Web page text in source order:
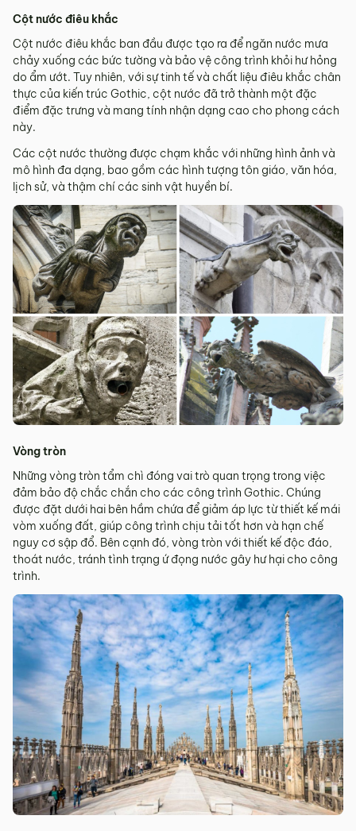
Cột nước điêu khắc
Cột nước điêu khắc ban đầu được tạo ra để ngăn nước mưa
chảy xuống các bức tường và bảo vệ công trình khỏi hư hỏng
do ẩm ướt. Tuy nhiên, với sự tinh tế và chất liệu điêu khắc chân
thực của kiến trúc Gothic, cột nước đã trở thành một đặc
điểm đặc trưng và mang tính nhận dạng cao cho phong cách
này.
Các cột nước thường được chạm khắc với những hình ảnh và
mô hình đa dạng, bao gồm các hình tượng tôn giáo, văn hóa,
lịch sử, và thậm chí các sinh vật huyền bí.
Vòng tròn
Những vòng tròn tẩm chì đóng vai trò quan trọng trong việc
đảm bảo độ chắc chắn cho các công trình Gothic. Chúng
được đặt dưới hai bên hầm chứa để giảm áp lực từ thiết kế mái
vòm xuống đất, giúp công trình chịu tải tốt hơn và hạn chế
nguy cơ sập đổ. Bên cạnh đó, vòng tròn với thiết kế độc đáo,
thoát nước, tránh tình trạng ứ đọng nước gây hư hại cho công
trình.